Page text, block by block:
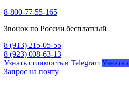
8-800-77-55-165
Звонок по России бесплатный
8 (913) 215-05-55
8 (923) 008-63-13
Узнать стоимость в Telegram Узнать
Запрос на почту